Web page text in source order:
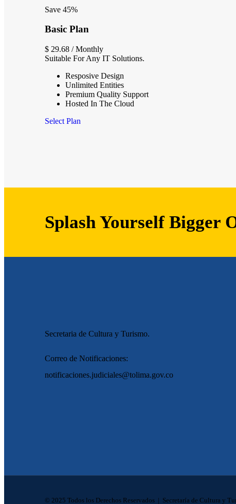
Save 45%
Basic Plan
$ 29.68 / Monthly
Suitable For Any IT Solutions.
Resposive Design
Unlimited Entities
Premium Quality Support
Hosted In The Cloud
Select Plan
Splash Yourself Bigger
Secretaria de Cultura y Turismo.
Correo de Notificaciones:
notificaciones.judiciales@tolima.gov.co
© 2025 Todos los Derechos Reservados | Secretaría de Cultura y